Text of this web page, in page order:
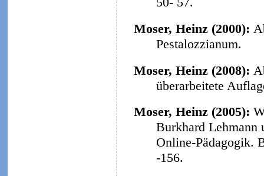
Moser, Heinz (2000):
Pestalozzianum.
Moser, Heinz (2008):
überarbeitete
Moser, Heinz (2005):
Burkhard Lehmann
Online-Pädagogik.
-156.